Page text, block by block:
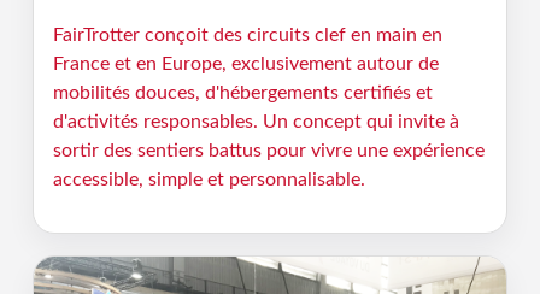
FairTrotter conçoit des circuits clef en main en
France et en Europe, exclusivement autour de
mobilités douces, d'hébergements certifiés et
d'activités responsables. Un concept qui invite à
sortir des sentiers battus pour vivre une expérience
accessible, simple et personnalisable.